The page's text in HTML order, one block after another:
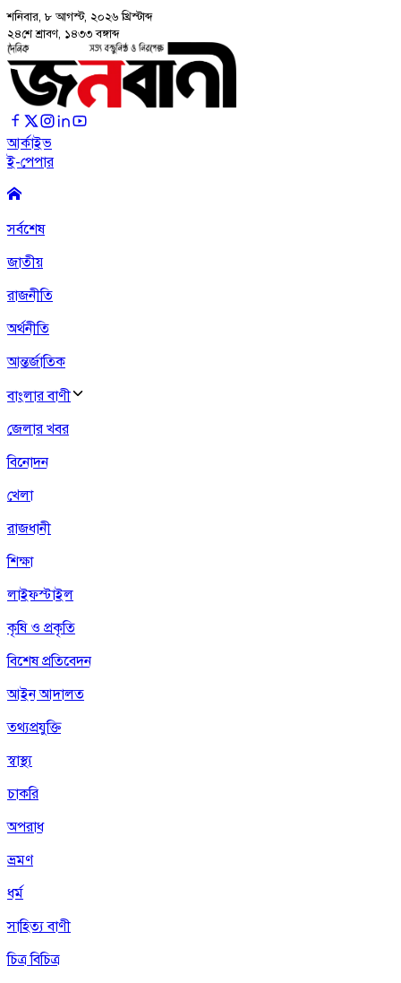
শনিবার, ৮ আগস্ট, ২০২৬ খ্রিস্টাব্দ
২৪শে শ্রাবণ, ১৪৩৩ বঙ্গাব্দ
আর্কাইভ
ই-পেপার
সর্বশেষ
জাতীয়
রাজনীতি
অর্থনীতি
আন্তর্জাতিক
বাংলার বাণী
জেলার খবর
বিনোদন
খেলা
রাজধানী
শিক্ষা
লাইফস্টাইল
কৃষি ও প্রকৃতি
বিশেষ প্রতিবেদন
আইন আদালত
তথ্যপ্রযুক্তি
স্বাস্থ্য
চাকরি
অপরাধ
ভ্রমণ
ধর্ম
সাহিত্য বাণী
চিত্র বিচিত্র